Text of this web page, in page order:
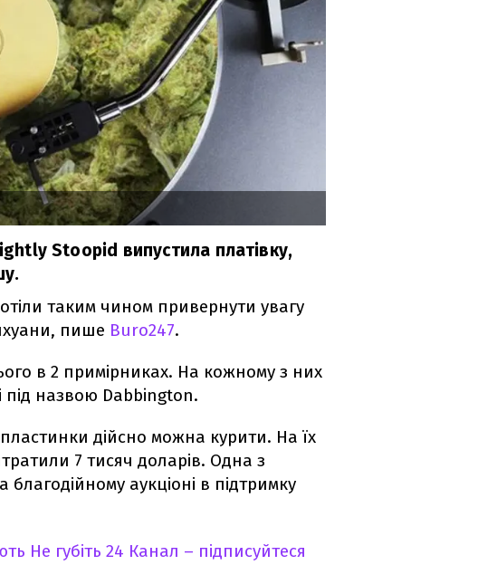
Stoopid випустила платівку,
таким чином привернути увагу
пише Buro247.
в 2 примірниках. На кожному з них
під назвою Dabbington.
дійсно можна курити. На їх
7 тисяч доларів. Одна з
аукціоні в підтримку
Не губіть 24 Канал – підписуйтеся